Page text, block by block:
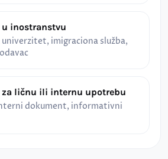
inostranstvu
univerzitet, imigraciona služba,
za ličnu ili internu upotrebu
dokument, informativni